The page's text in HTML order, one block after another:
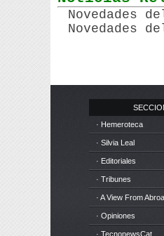
Novedades
Novedades
· Hemeroteca
· Silvia Leal
· Editoriales
· Tribunes
· A View From
· Opiniones
· TecnonewsCat